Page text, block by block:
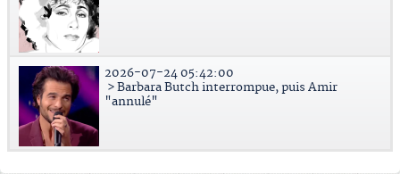
2026-07-24 05:42:00
> Barbara Butch interrompue, puis Amir
"annulé"